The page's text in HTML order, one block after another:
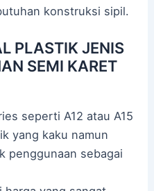
konstruksi sipil.
PLASTIK JENIS
SEMI KARET
seperti A12 atau A15
yang kaku namun
penggunaan sebagai